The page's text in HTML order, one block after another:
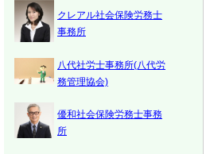
クレアル社会保険労務士
事務所
八代社労士事務所(八代労
務管理協会)
優和社会保険労務士事務
所